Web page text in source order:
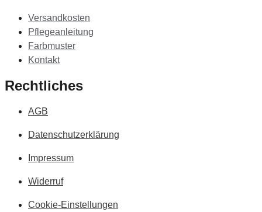
Versandkosten
Pflegeanleitung
Farbmuster
Kontakt
Rechtliches
AGB
Datenschutzerklärung
Impressum
Widerruf
Cookie-Einstellungen